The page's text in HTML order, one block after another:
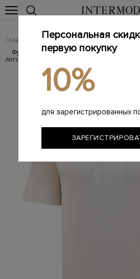
Главная Мужчинам / Одежда /
/ Футболка из мерсеризованного хлопка
логотипом
Персональная
первую покупку
10%
для зарегистрированных